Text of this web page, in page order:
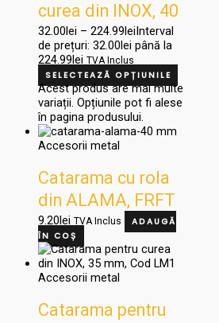
curea din INOX, 40
mm
32.00lei – 224.99leiInterval
de prețuri: 32.00lei până la
224.99lei TVA Inclus
SELECTEAZĂ OPȚIUNILE
Acest produs are mai multe
variații. Opțiunile pot fi alese
în pagina produsului.
Accesorii metal
Catarama cu rola
din ALAMA, FRFT
40x23x3V9 og
9.20lei TVA Inclus
ADAUGĂ
ÎN COȘ
Accesorii metal
Catarama pentru